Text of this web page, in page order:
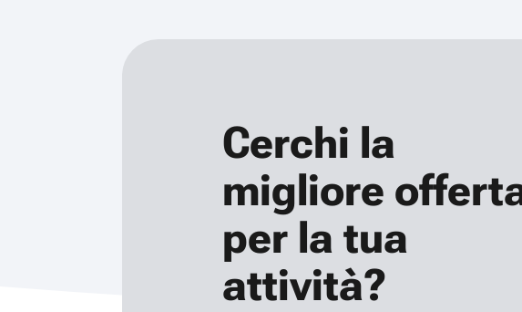
Cerchi la
migliore
per la tua
attività?